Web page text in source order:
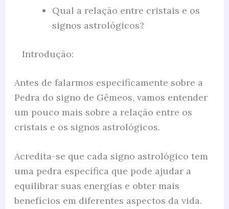
Qual a relação entre cristais e os
signos astrológicos?
Introdução:
Antes de falarmos especificamente sobre a
Pedra do signo de Gêmeos, vamos entender
um pouco mais sobre a relação entre os
cristais e os signos astrológicos.
Acredita-se que cada signo astrológico tem
uma pedra específica que pode ajudar a
equilibrar suas energias e obter mais
benefícios em diferentes aspectos da vida.